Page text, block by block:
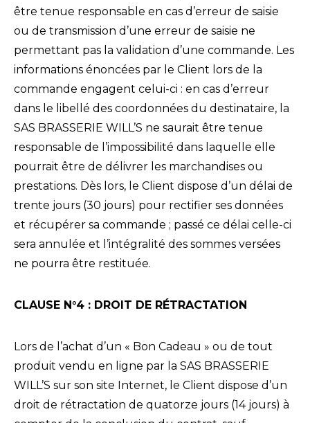
être tenue responsable en cas d’erreur de saisie
ou de transmission d’une erreur de saisie ne
permettant pas la validation d’une commande. Les
informations énoncées par le Client lors de la
commande engagent celui-ci : en cas d’erreur
dans le libellé des coordonnées du destinataire, la
SAS BRASSERIE WILL’S ne saurait être tenue
responsable de l’impossibilité dans laquelle elle
pourrait être de délivrer les marchandises ou
prestations. Dès lors, le Client dispose d’un délai de
trente jours (30 jours) pour rectifier ses données
et récupérer sa commande ; passé ce délai celle-ci
sera annulée et l’intégralité des sommes versées
ne pourra être restituée.
CLAUSE N°4 : DROIT DE RÉTRACTATION
Lors de l’achat d’un « Bon Cadeau » ou de tout
produit vendu en ligne par la SAS BRASSERIE
WILL’S sur son site Internet, le Client dispose d’un
droit de rétractation de quatorze jours (14 jours) à